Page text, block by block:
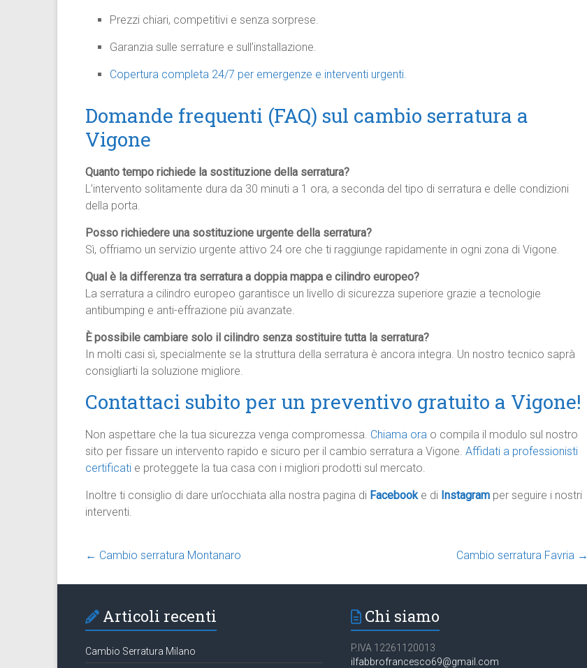
Prezzi chiari, competitivi e senza sorprese.
Garanzia sulle serrature e sull’installazione.
Copertura completa 24/7 per emergenze e interventi urgenti.
Domande frequenti (FAQ) sul cambio serratura a
Vigone
Quanto tempo richiede la sostituzione della serratura?
L’intervento solitamente dura da 30 minuti a 1 ora, a seconda del tipo di serratura e delle condizioni
della porta.
Posso richiedere una sostituzione urgente della serratura?
Sì, offriamo un servizio urgente attivo 24 ore che ti raggiunge rapidamente in ogni zona di Vigone.
Qual è la differenza tra serratura a doppia mappa e cilindro europeo?
La serratura a cilindro europeo garantisce un livello di sicurezza superiore grazie a tecnologie
antibumping e anti-effrazione più avanzate.
È possibile cambiare solo il cilindro senza sostituire tutta la serratura?
In molti casi sì, specialmente se la struttura della serratura è ancora integra. Un nostro tecnico saprà
consigliarti la soluzione migliore.
Contattaci subito per un preventivo gratuito a Vigone!
Non aspettare che la tua sicurezza venga compromessa. Chiama ora o compila il modulo sul nostro
sito per fissare un intervento rapido e sicuro per il cambio serratura a Vigone. Affidati a professionisti
certificati e proteggete la tua casa con i migliori prodotti sul mercato.
Inoltre ti consiglio di dare un’occhiata alla nostra pagina di Facebook e di Instagram per seguire i nostri
interventi.
← Cambio serratura Montanaro Cambio serratura Favria →
Articoli recenti
Cambio Serratura Milano
Chi siamo
P.IVA 12261120013
ilfabbrofrancesco69@gmail.com